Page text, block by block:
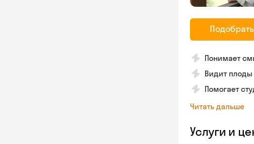
Понимает
Видит плоды
Помогает
Читать дальше
Услуги и